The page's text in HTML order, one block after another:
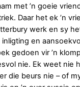
met ’n goeie
Daar het ek ’n
werk en sy
en
gedoen vir ’n
nie. Ek weet nie
die beurs nie – of